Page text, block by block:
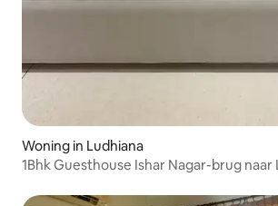
Woning in Ludhiana
1Bhk Guesthouse Ishar Nagar-brug naar